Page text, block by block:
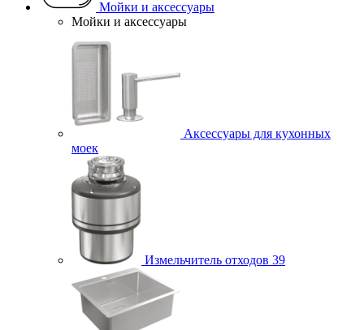
Мойки и аксессуары
Мойки и аксессуары
Аксессуары для кухонных
моек
Измельчитель отходов 39